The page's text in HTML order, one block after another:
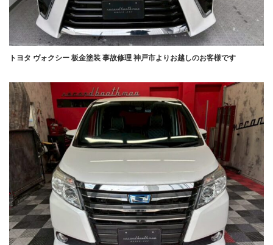
トヨタ ヴォクシー 板金塗装 事故修理 神戸市よりお越しのお客様です